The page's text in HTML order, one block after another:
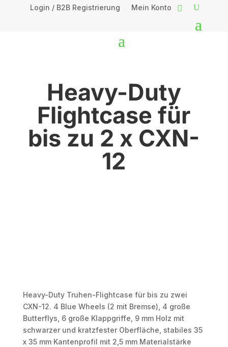
Login / B2B Registrierung Mein Konto
Heavy-Duty
Flightcase für
bis zu 2 x CXN-
12
Heavy-Duty Truhen-Flightcase für bis zu zwei
CXN-12. 4 Blue Wheels (2 mit Bremse), 4 große
Butterflys, 6 große Klappgriffe, 9 mm Holz mit
schwarzer und kratzfester Oberfläche, stabiles 35
x 35 mm Kantenprofil mit 2,5 mm Materialstärke